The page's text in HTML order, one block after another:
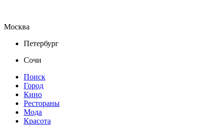
Москва
Петербург
Сочи
Поиск
Город
Кино
Рестораны
Мода
Красота